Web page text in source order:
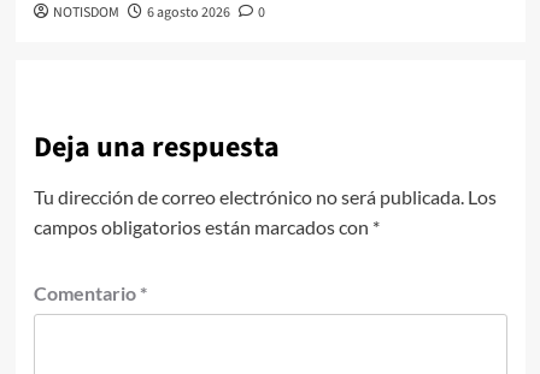
NOTISDOM 6 agosto 2026 0
Deja una respuesta
Tu dirección de correo electrónico no será publicada. Los
campos obligatorios están marcados con *
Comentario *